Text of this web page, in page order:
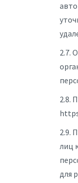
2.7.
2.8.
2.9.
лиц
для